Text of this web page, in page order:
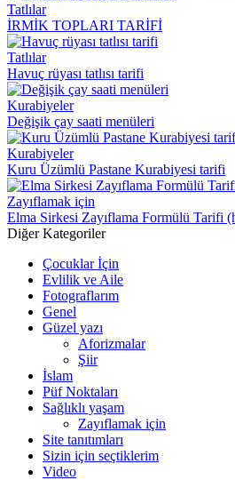
Tatlılar
İRMİK TOPLARI TARİFİ
Tatlılar
Havuç rüyası tatlısı tarifi
Kurabiyeler
Değişik çay saati menüleri
Kurabiyeler
Kuru Üzümlü Pastane Kurabiyesi tarifi
Zayıflamak için
Elma Sirkesi Zayıflama Formülü Tarifi
Diğer Kategoriler
Çocuklar İçin
Evlilik ve Aile
Fotograflarım
Genel
Güzel yazı
Aforizmalar
Şiir
İslam
Püf Noktaları
Sağlıklı yaşam
Zayıflamak için
Site tanıtımları
Sizin için seçtiklerim
Video